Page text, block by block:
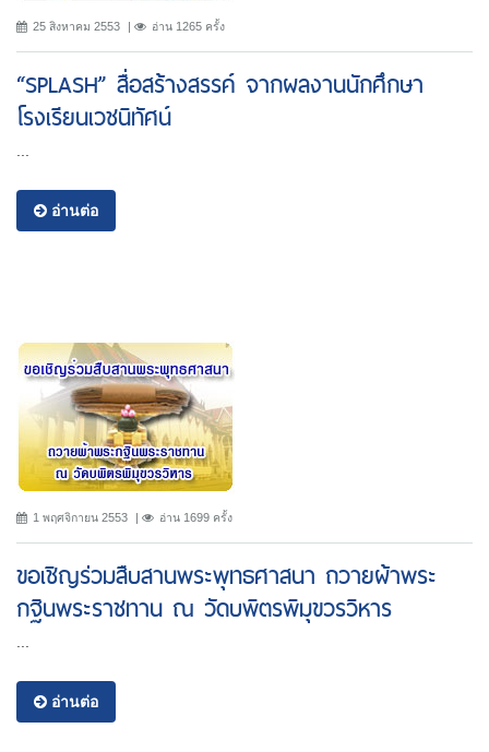
25 สิงหาคม 2553 อ่าน 1265 ครั้ง
“SPLASH” สื่อสร้างสรรค์ จากผลงานนักศึกษา
โรงเรียนเวชนิทัศน์
อ่านต่อ
1 พฤศจิกายน 2553 อ่าน 1699 ครั้ง
ขอเชิญร่วมสืบสานพระพุทธศาสนา ถวายผ้าพระ
กฐินพระราชทาน ณ วัดบพิตรพิมุขวรวิหาร
อ่านต่อ